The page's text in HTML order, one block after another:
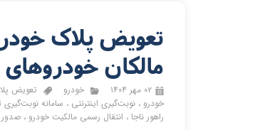
تعویض پلاک
مالکان
۰۲ مهر ۱۴۰۴ خودرو تعویض
خودرو ، نوبت‌گیری اینترنتی ، سامانه
راهور ناجا ، انتقال رسمی مالکیت خودرو ، صدور